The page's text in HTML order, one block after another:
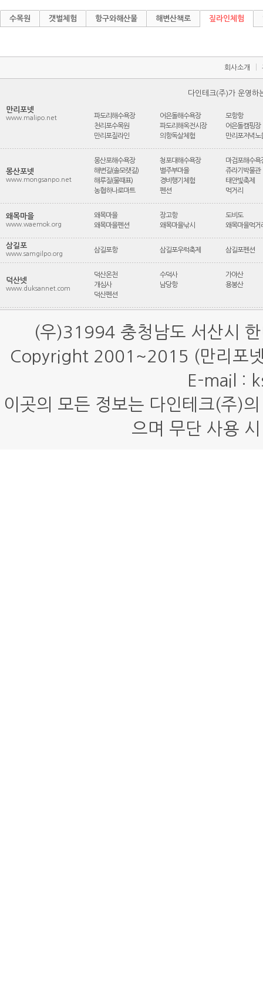
수목원 갯벌체험 항구와해산물 해변산책로 짚라인체험
회사소개
다인테크(주)가 운영하
만리포넷
www.malipo.net 파도리해수욕장 어은돌해수욕장
모항항
천리포수목원
파도리해옥전시장
어은돌캠핑장
만리포짚라인
의항독살체험 만리포저녁노
몽산포넷
www.mongsanpo.net
몽산포해수욕장 청포대해수욕장
마검포해수욕
해변길(솔모랫길)
별주부마을
쥬라기박물관
해루질(물때표)
경비행기체험
태안빛축제
농협하나로마트
펜션 먹거리
왜목마을
www.waemok.org
왜목마을 장고항
도비도
왜목마을펜션
왜목마을낚시 왜목마을먹거
삼길포
www.samgilpo.org
삼길포항 삼길포우럭축제 삼길포펜션
덕산넷
www.duksannet.com
덕산온천 수덕사
가야산
개심사
남당항
용봉산
덕산펜션
(우)31994 충청남도 서산시
Copyright 2001~2015 (만리포
E-mail :
이곳의 모든 정보는 다인테크(주)
으며 무단 사용